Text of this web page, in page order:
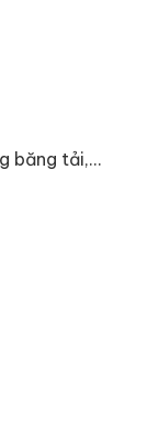
băng tải,...